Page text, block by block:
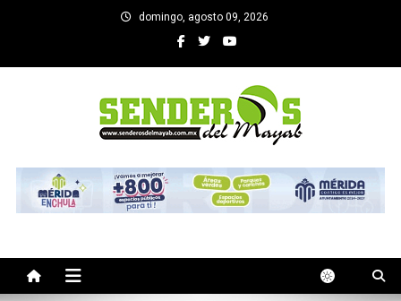
domingo, agosto 09, 2026
SENDEROS DEL MAYAB